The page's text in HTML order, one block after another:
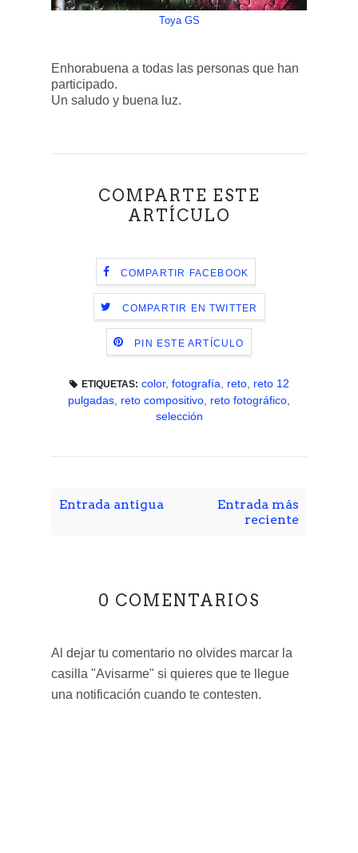
Toya GS
Enhorabuena a todas las personas que han
participado.
Un saludo y buena luz.
COMPARTE ESTE
ARTÍCULO
COMPARTIR FACEBOOK
COMPARTIR EN TWITTER
PIN ESTE ARTÍCULO
ETIQUETAS: color, fotografía, reto, reto 12
pulgadas, reto compositivo, reto fotográfico,
selección
Entrada más
reciente
Entrada antigua
0 COMENTARIOS
Al dejar tu comentario no olvides marcar la
casilla "Avisarme" si quieres que te llegue
una notificación cuando te contesten.